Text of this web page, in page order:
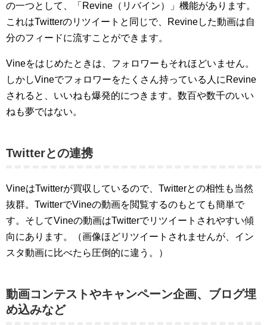
の一つとして、「Revine（リバイン）」機能があります。
これはTwitterのリツイートと同じで、Revineした動画は自
分のフィードに流すことができます。
Vineをはじめたときは、フォロワーもそれほどいません。
しかしVineでフォロワーをたくさん持っている人にRevine
されると、いいねも爆発的につきます。数百や数千のいい
ねも夢ではない。
Twitterとの連携
VineはTwitterが買収しているので、Twitterとの相性も当然
抜群。TwitterでVineの動画を閲覧するのもとても簡単で
す。そしてVineの動画はTwitterでリツイートされやすい傾
向にあります。（画像ほどリツイートされませんが、イン
スタ動画に比べたら圧倒的に違う。）
動画コンテストやキャンペーン企画、ブログ埋
め込みなど